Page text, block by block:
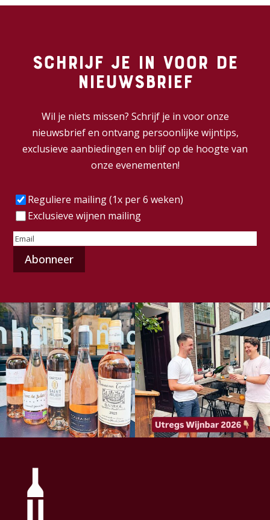
Schrijf je in voor de
nieuwsbrief
Wil je niets missen? Schrijf je in voor onze
nieuwsbrief en ontvang persoonlijke wijntips,
exclusieve aanbiedingen en blijf op de hoogte van
onze evenementen!
Frequentie(Vereist)
Reguliere mailing (1x per 6 weken)
Exclusieve wijnen mailing
E-
mailadres